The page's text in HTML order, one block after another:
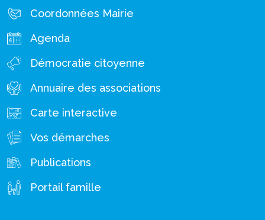
Coordonnées Mairie
Agenda
Démocratie citoyenne
Annuaire des associations
Carte interactive
Vos démarches
Publications
Portail famille